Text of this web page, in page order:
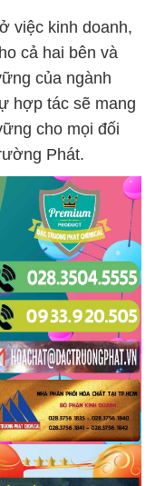
việc kinh doanh,
cả hai bên và
của ngành
hợp tác sẽ mang
cho mọi đối
Phát.